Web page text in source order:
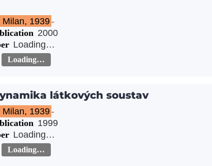
Milan, 1939-
2000
Loading…
Loading…
látkových soustav
Milan, 1939-
1999
Loading…
Loading…